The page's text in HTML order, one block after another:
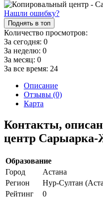
Нашли ошибку?
Поднять в топ
Количество просмотров:
За сегодня: 0
За неделю: 0
За месяц: 0
За все время: 24
Описание
Отзывы (0)
Карта
Контакты,
центр
Образование
Город
Астана
Регион
Нур-Султан
Рейтинг
0